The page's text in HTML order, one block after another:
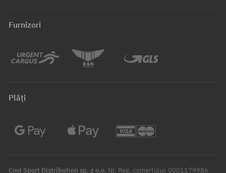
Furnizori
Plăți
Cool Sport Distribution sp. z o.o. Nr. Reg. comerțului: 0001179986